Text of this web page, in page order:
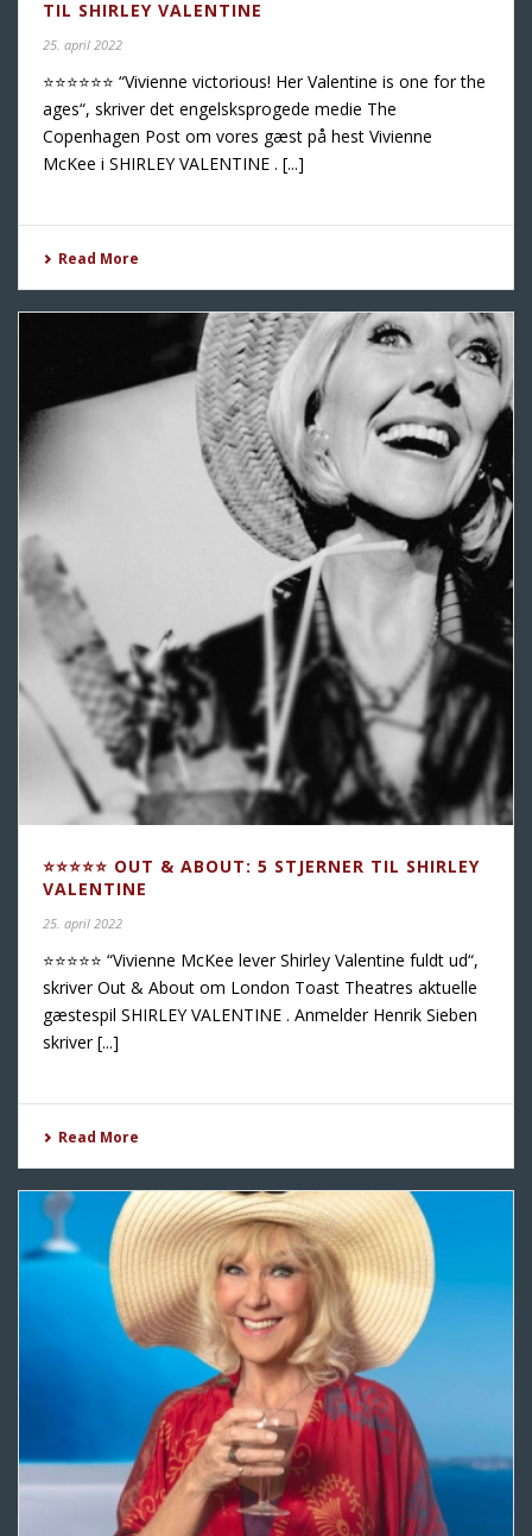
TIL SHIRLEY VALENTINE
25. april 2022
⭐️⭐️⭐️⭐️⭐️⭐️ “Vivienne victorious! Her Valentine is one for the
ages“, skriver det engelsksprogede medie The
Copenhagen Post om vores gæst på hest Vivienne
McKee i SHIRLEY VALENTINE . [...]
Read More
⭐️⭐️⭐️⭐️⭐️ OUT & ABOUT: 5 STJERNER TIL SHIRLEY
VALENTINE
25. april 2022
⭐️⭐️⭐️⭐️⭐️ “Vivienne McKee lever Shirley Valentine fuldt ud“,
skriver Out & About om London Toast Theatres aktuelle
gæstespil SHIRLEY VALENTINE . Anmelder Henrik Sieben
skriver [...]
Read More